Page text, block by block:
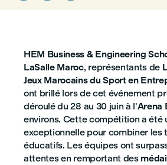
HEM Business & Engineering
LaSalle Maroc, représentants de
Jeux Marocains du Sport en
ont brillé lors de cet événement
déroulé du 28 au 30 juin à l'Arena
environs. Cette compétition a été
exceptionnelle pour combiner les
éducatifs. Les équipes ont
attentes en remportant des